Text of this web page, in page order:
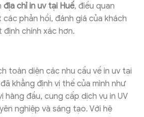
địa chỉ in uv tại Huế, điều quan
phản hồi, đánh giá của khách
chính xác hơn.
toàn diện các nhu cầu về in uv tại
khẳng định vị thế của mình như
đầu, cung cấp dịch vụ in UV
nghiệp và sáng tạo. Với hệ